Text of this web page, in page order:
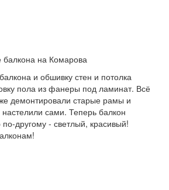
балкона на Комарова
и обшивку стен и потолка
пола из фанеры под ламинат. Всё
демонтировали старые рамы и
сами. Теперь балкон
другому - светлый, красивый!